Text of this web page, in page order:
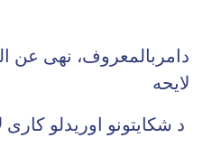
دامربالمعروف، نهی عن
لایحه